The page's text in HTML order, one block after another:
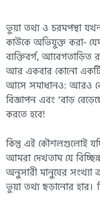
ভুয়া তথ্য ও চরমপন্থা
কাউকে অভিযুক্ত করা-
ব্যক্তিবর্গ, আবেগতাড়িত
আর একবার কোনো একটি
আসে সমাধানও: আরও
বিজ্ঞাপন এবং ‘বাড়
করতে হবে!
কিন্তু এই কৌশলগুলোই
আমরা দেখতাম যে
অনুসারী মানুষের সংখ্যা
ভুয়া তথ্য ছড়ানোর হার।